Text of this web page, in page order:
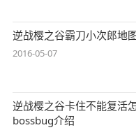
逆战樱之谷霸刀小次郎地
2016-05-07
逆战樱之谷卡住不能复活
bossbug介绍